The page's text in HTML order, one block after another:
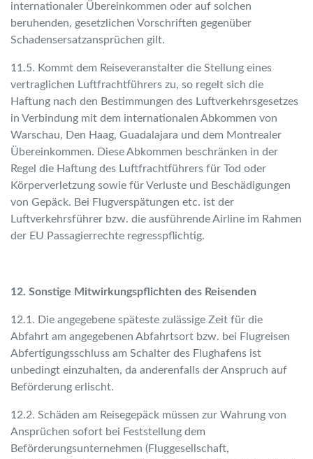
internationaler Übereinkommen oder auf solchen
beruhenden, gesetzlichen Vorschriften gegenüber
Schadensersatzansprüchen gilt.
11.5. Kommt dem Reiseveranstalter die Stellung eines
vertraglichen Luftfrachtführers zu, so regelt sich die
Haftung nach den Bestimmungen des Luftverkehrsgesetzes
in Verbindung mit dem internationalen Abkommen von
Warschau, Den Haag, Guadalajara und dem Montrealer
Übereinkommen. Diese Abkommen beschränken in der
Regel die Haftung des Luftfrachtführers für Tod oder
Körperverletzung sowie für Verluste und Beschädigungen
von Gepäck. Bei Flugverspätungen etc. ist der
Luftverkehrsführer bzw. die ausführende Airline im Rahmen
der EU Passagierrechte regresspflichtig.
12. Sonstige Mitwirkungspflichten des Reisenden
12.1. Die angegebene späteste zulässige Zeit für die
Abfahrt am angegebenen Abfahrtsort bzw. bei Flugreisen
Abfertigungsschluss am Schalter des Flughafens ist
unbedingt einzuhalten, da anderenfalls der Anspruch auf
Beförderung erlischt.
12.2. Schäden am Reisegepäck müssen zur Wahrung von
Ansprüchen sofort bei Feststellung dem
Beförderungsunternehmen (Fluggesellschaft,